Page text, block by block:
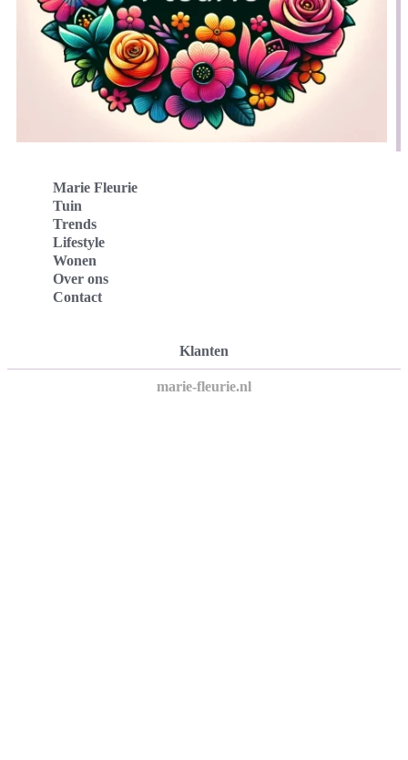
Marie Fleurie
Tuin
Trends
Lifestyle
Wonen
Over ons
Contact
Klanten
marie-fleurie.nl